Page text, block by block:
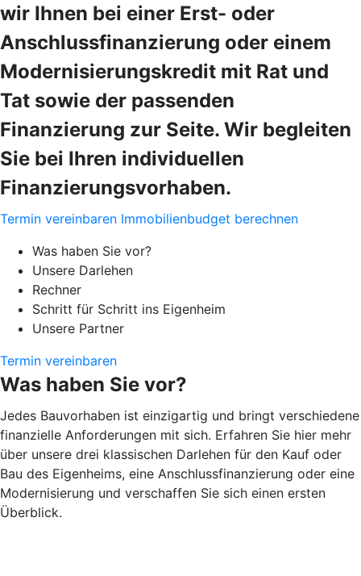
wir Ihnen bei einer Erst- oder
Anschlussfinanzierung oder einem
Modernisierungskredit mit Rat und
Tat sowie der passenden
Finanzierung zur Seite. Wir begleiten
Sie bei Ihren individuellen
Finanzierungsvorhaben.
Termin vereinbaren Immobilienbudget berechnen
Was haben Sie vor?
Unsere Darlehen
Rechner
Schritt für Schritt ins Eigenheim
Unsere Partner
Termin vereinbaren
Was haben Sie vor?
Jedes Bauvorhaben ist einzigartig und bringt verschiedene
finanzielle Anforderungen mit sich. Erfahren Sie hier mehr
über unsere drei klassischen Darlehen für den Kauf oder
Bau des Eigenheims, eine Anschlussfinanzierung oder eine
Modernisierung und verschaffen Sie sich einen ersten
Überblick.